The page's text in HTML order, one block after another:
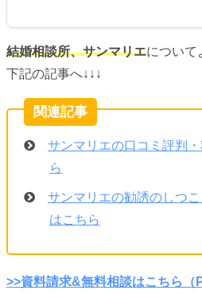
結婚相談所、サンマリエについて
下記の記事へ↓↓↓
サンマリエの口コミ評判
ら
サンマリエの勧誘のしつ
はこちら
>>資料請求&無料相談はこちら（